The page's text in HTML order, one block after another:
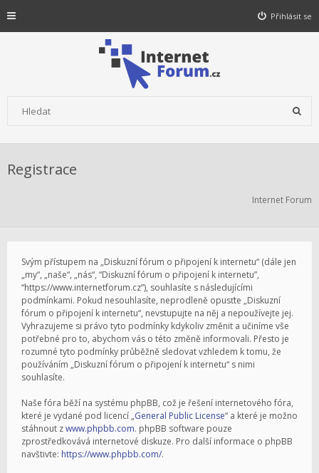
Přihlásit se
Registrace
Internet Forum
Svým přístupem na „Diskuzní fórum o připojení k internetu“ (dále jen
„my“, „naše“, „nás“, “Diskuzní fórum o připojení k internetu”,
“https://www.internetforum.cz”), souhlasíte s následujícími
podmínkami. Pokud nesouhlasíte, neprodleně opusťte „Diskuzní
fórum o připojení k internetu“, nevstupujte na něj a nepoužívejte jej.
Vyhrazujeme si právo tyto podmínky kdykoliv změnit a učiníme vše
potřebné pro to, abychom vás o této změně informovali. Přesto je
rozumné tyto podmínky průběžně sledovat vzhledem k tomu, že
používáním „Diskuzní fórum o připojení k internetu“ s nimi
souhlasíte.
Naše fóra běží na systému phpBB, což je řešení internetového fóra,
které je vydané pod licencí „General Public License“ a které je možno
stáhnout zwww.phpbb.com. phpBB software pouze
zprostředkovává internetové diskuze. Pro další informace o phpBB
navštivte: https://www.phpbb.com/.